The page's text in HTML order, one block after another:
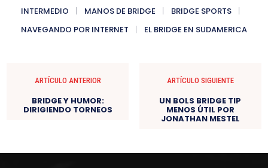
INTERMEDIO
MANOS DE BRIDGE
BRIDGE SPORTS
NAVEGANDO POR INTERNET
EL BRIDGE EN SUDAMERICA
ARTÍCULO ANTERIOR
BRIDGE Y HUMOR:
DIRIGIENDO TORNEOS
ARTÍCULO SIGUIENTE
UN BOLS BRIDGE TIP
MENOS ÚTIL POR
JONATHAN MESTEL